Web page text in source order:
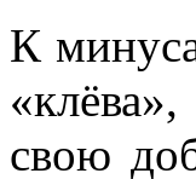
К
свою